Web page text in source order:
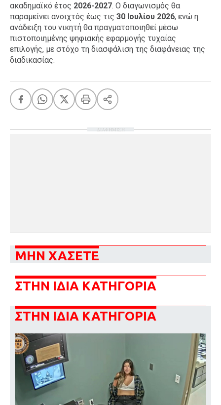
ακαδημαϊκό έτος 2026-2027. Ο διαγωνισμός θα
παραμείνει ανοιχτός έως τις 30 Ιουλίου 2026, ενώ η
ανάδειξη του νικητή θα πραγματοποιηθεί μέσω
πιστοποιημένης ψηφιακής εφαρμογής τυχαίας
επιλογής, με στόχο τη διασφάλιση της διαφάνειας της
διαδικασίας.
ΔΙΑΦΗΜΙΣΗ
ΜΗΝ ΧΑΣΕΤΕ
ΣΤΗΝ ΙΔΙΑ ΚΑΤΗΓΟΡΙΑ
ΣΤΗΝ ΙΔΙΑ ΚΑΤΗΓΟΡΙΑ